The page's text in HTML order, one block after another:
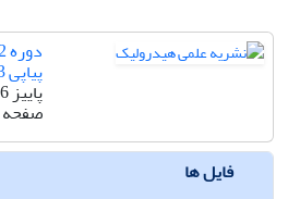
پیاپی 23
پاییز 1386
صفحه
فایل ها